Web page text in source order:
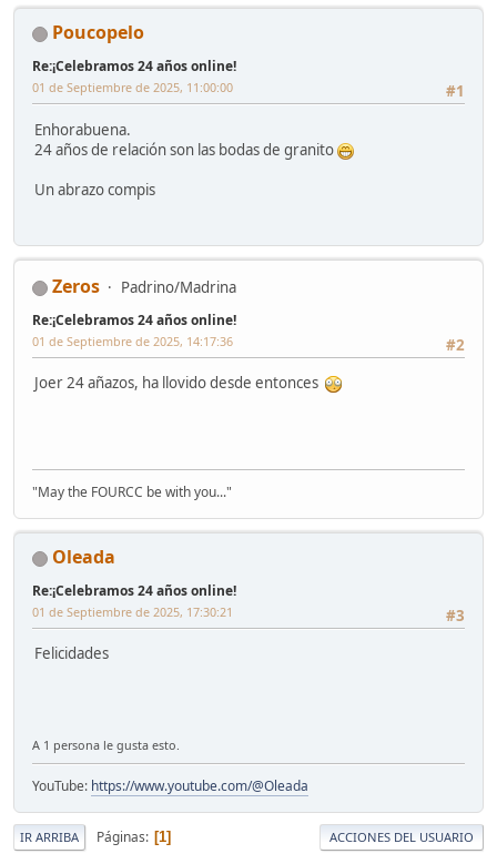
Poucopelo
Re:¡Celebramos 24 años online!
#1
01 de Septiembre de 2025, 11:00:00
Enhorabuena.
24 años de relación son las bodas de granito
Un abrazo compis
Zeros Padrino/Madrina
Re:¡Celebramos 24 años online!
#2
01 de Septiembre de 2025, 14:17:36
Joer 24 añazos, ha llovido desde entonces
"May the FOURCC be with you..."
Oleada
Re:¡Celebramos 24 años online!
#3
01 de Septiembre de 2025, 17:30:21
Felicidades
A 1 persona le gusta esto.
YouTube: https://www.youtube.com/@Oleada
IR ARRIBA Páginas 1 ACCIONES DEL USUARIO